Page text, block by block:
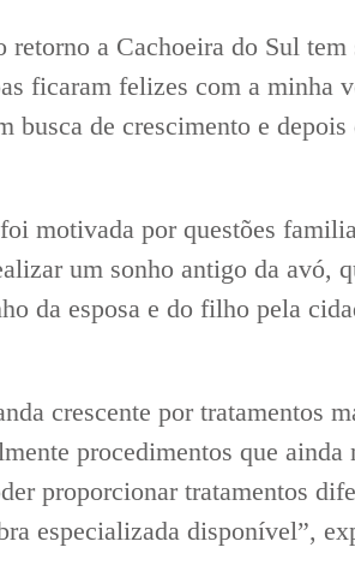
retorno a Cachoeira do Sul
ficaram felizes com a minha
busca de crescimento e
motivada por questões
um sonho antigo da avó,
da esposa e do filho pela
crescente por tratamentos
procedimentos que ainda
proporcionar tratamentos
especializada disponível”,